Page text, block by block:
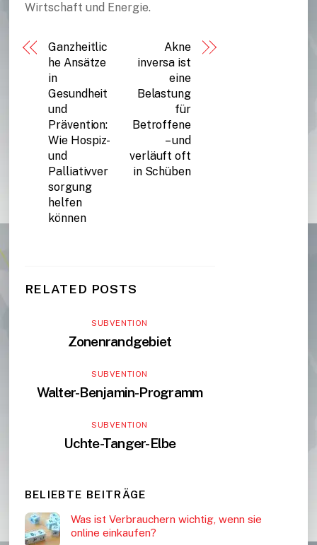
Wirtschaft und Energie.
Ganzheitlic
he Ansätze
in
Gesundheit
und
Prävention:
Wie Hospiz-
und
Palliativver
sorgung
helfen
können
Akne
inversa ist
eine
Belastung
für
Betroffene
– und
verläuft oft
in Schüben
RELATED POSTS
SUBVENTION
Zonenrandgebiet
SUBVENTION
Walter-Benjamin-Programm
SUBVENTION
Uchte-Tanger-Elbe
BELIEBTE BEITRÄGE
Was ist Verbrauchern wichtig, wenn sie
online einkaufen?